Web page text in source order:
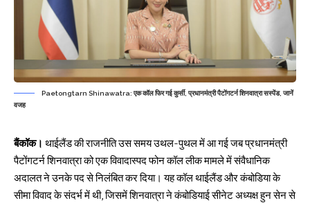
Paetongtarn Shinawatra: एक कॉल फिर गई कुर्सी, प्रधानमंत्री पैटोंगटर्न शिनवात्रा सस्पेंड, जानें
वजह
बैंकॉक। थाईलैंड की राजनीति उस समय उथल-पुथल में आ गई जबप्रधानमंत्री
पैटोंगटर्न शिनवात्राको एक विवादास्पद फोन कॉल लीक मामले में संवैधानिक
अदालत ने उनके पद से निलंबित कर दिया। यह कॉल थाईलैंड और कंबोडिया के
सीमा विवाद के संदर्भ में थी, जिसमें शिनवात्रा ने कंबोडियाई सीनेट अध्यक्ष हुन सेन से